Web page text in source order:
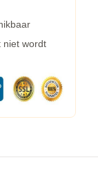
niet wordt